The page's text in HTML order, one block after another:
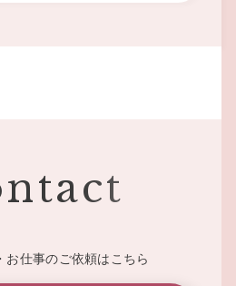
お仕事のご依頼はこちら